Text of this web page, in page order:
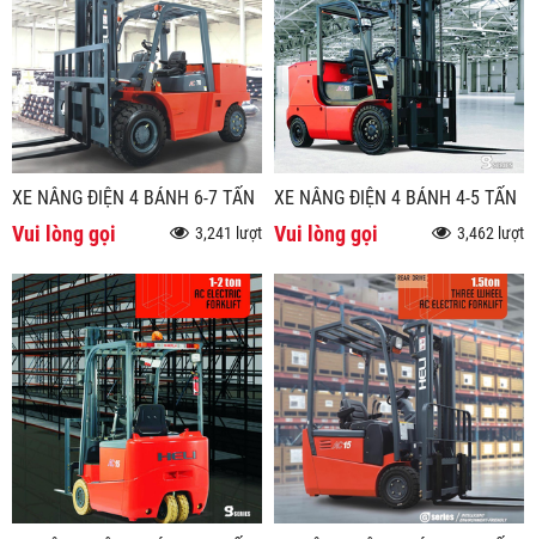
XE NÂNG ĐIỆN 4 BÁNH 6-7 TẤN
Vui lòng gọi 3,241 lượt
XE NÂNG ĐIỆN 4 BÁNH 4-5 TẤN
Vui lòng gọi 3,462 lượt